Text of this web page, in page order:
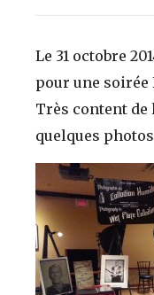
Le 31 octobre
pour une soirée
Très content de
quelques